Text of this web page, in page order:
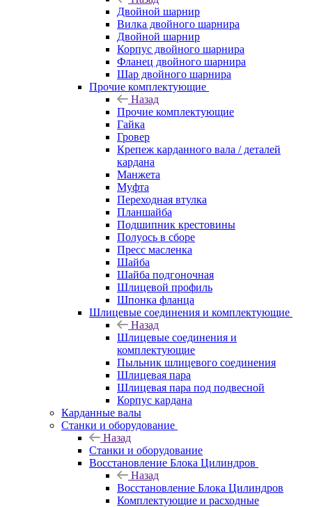
Двойной шарнир
Вилка двойного шарнира
Двойной шарнир
Корпус двойного шарнира
Фланец двойного шарнира
Шар двойного шарнира
Прочие комплектующие
Назад
Прочие комплектующие
Гайка
Гровер
Крепеж карданного вала / деталей
кардана
Манжета
Муфта
Переходная втулка
Планшайба
Подшипник крестовины
Полуось в сборе
Пресс масленка
Шайба
Шайба подгоночная
Шлицевой профиль
Шпонка фланца
Шлицевые соединения и комплектующие
Назад
Шлицевые соединения и
комплектующие
Пыльник шлицевого соединения
Шлицевая пара
Шлицевая пара под подвесной
Корпус кардана
Карданные валы
Станки и оборудование
Назад
Станки и оборудование
Восстановление Блока Цилиндров
Назад
Восстановление Блока Цилиндров
Комплектующие и расходные